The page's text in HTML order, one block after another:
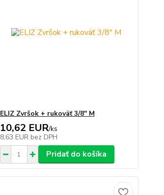
ELIZ Zvršok + rukoväť 3/8" M
10,62 EUR/ks
8,63 EUR bez DPH
Pridať do košíka